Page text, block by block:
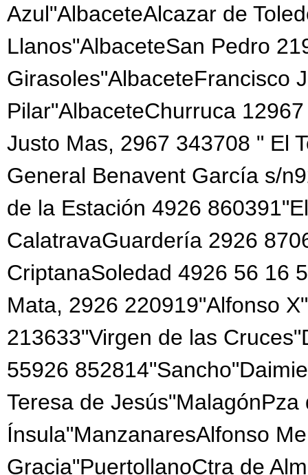
Azul"AlbaceteAlcazar de
Llanos"AlbaceteSan Pedro
Girasoles"AlbaceteFrancisco
Pilar"AlbaceteChurruca
Justo Mas, 2967 343708 " El
General Benavent García s/
de la Estación 4926
CalatravaGuardería 2926
CriptanaSoledad 4926 56 16
Mata, 2926 220919"Alfonso
213633"Virgen de las
55926
Teresa de
Ínsula"ManzanaresAlfonso
Gracia"PuertollanoCtra de